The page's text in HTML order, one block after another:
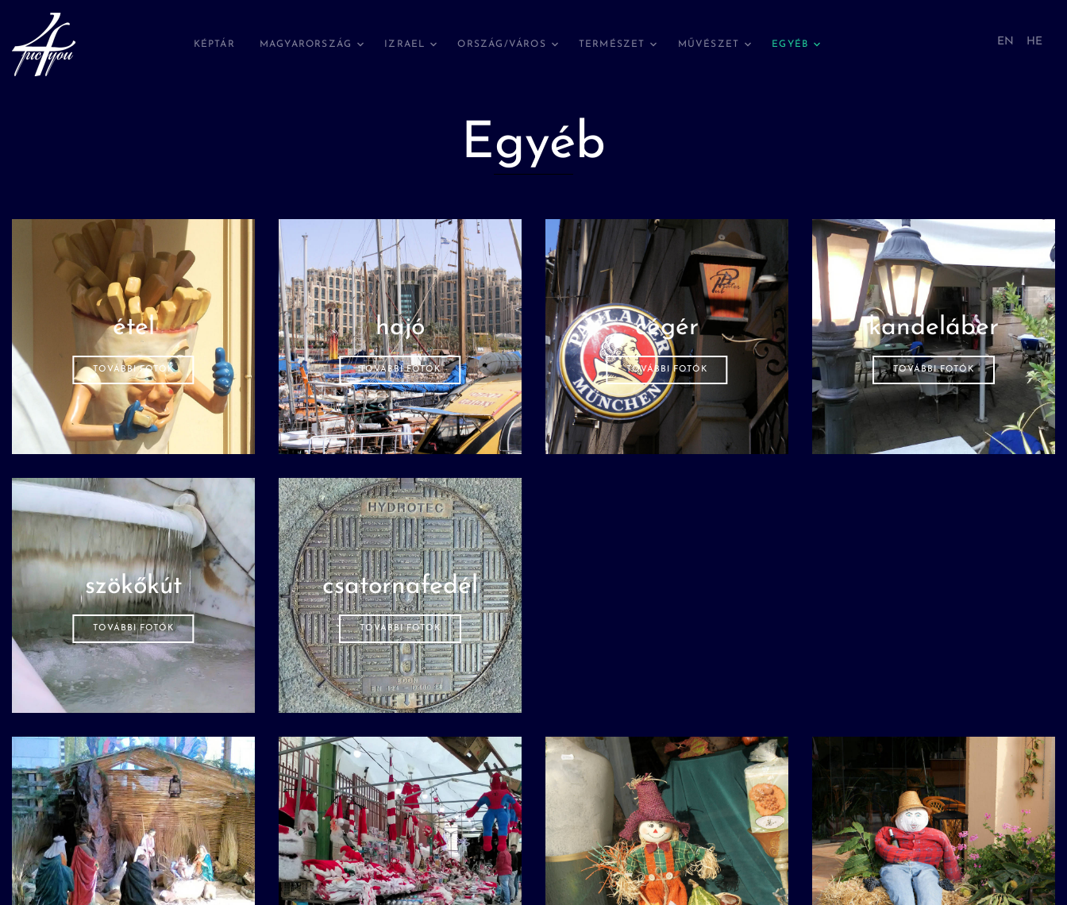
KÉPTÁR MAGYARORSZÁG IZRAEL ORSZÁG/VÁROS TERMÉSZET MŰVÉSZET EGYÉB EN HE
Egyéb
étel
TOVÁBBI FOTÓK
hajó
TOVÁBBI FOTÓK
cégér
TOVÁBBI FOTÓK
kandeláber
TOVÁBBI FOTÓK
szökőkút
TOVÁBBI FOTÓK
csatornafedél
TOVÁBBI FOTÓK